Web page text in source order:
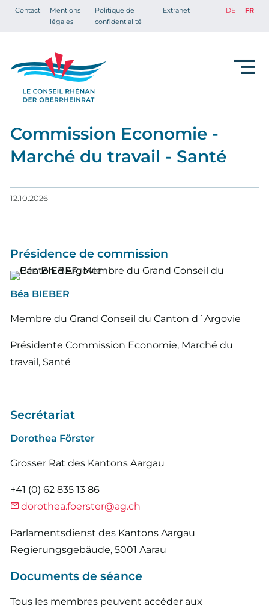
Contact
Mentions
légales
Politique de
confidentialité
Extranet DE FR
Commission Economie -
Marché du travail - Santé
12.10.2026
Présidence de commission
Béa BIEBER
Membre du Grand Conseil du Canton d´Argovie
Présidente Commission Economie, Marché du
travail, Santé
Secrétariat
Dorothea Förster
Grosser Rat des Kantons Aargau
+41 (0) 62 835 13 86
dorothea.foerster@ag.ch
Parlamentsdienst des Kantons Aargau
Regierungsgebäude, 5001 Aarau
Documents de séance
Tous les membres peuvent accéder aux